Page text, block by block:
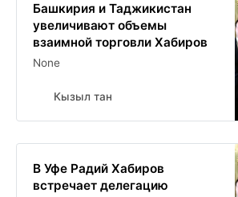
Башкирия и Таджикистан
увеличивают объемы
взаимной торговли Хабиров
None
Кызыл тан
В Уфе Радий Хабиров
встречает делегацию